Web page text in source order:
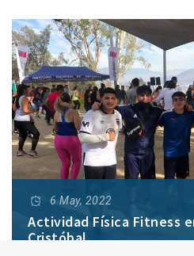
6 May, 2022
Actividad Física Fitness
Cristóbal